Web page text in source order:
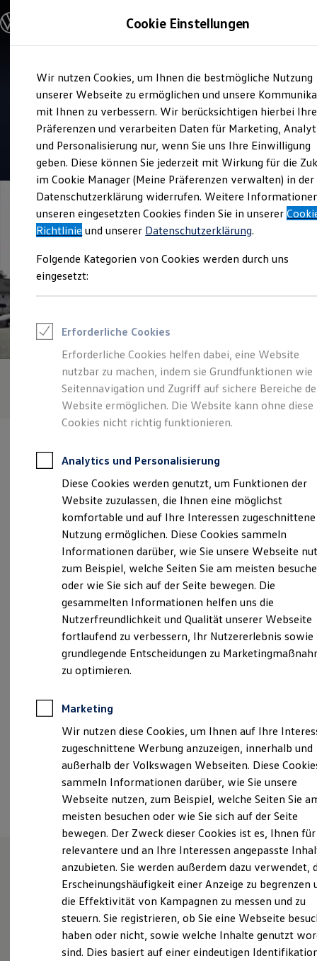
Hauptinhalt
springen
Footer
springen
Modelle & Konfigurator
Nutzfahrzeugkategorien entdecken
Modelle konfigurieren
Vorgängermodelle und Oldtimer
Vorgängermodelle
Oldtimer
Bulli Historie
Branchenlösungen & Gewerbekunden
Umbaulösungen und Hersteller finden
Auf- und Umbauten entdecken & konfigurieren
Groß- und Sonderkunden
Großkunden
Kommunen & Behörden
Journalisten
Sportvereine
Branchenlösungen
Gewerbliche Personenbeförderung
Service & mobile Werkstätten
Menschen mit Behinderung
Rettungsdienste
ONE Business ID Vorteile
Fahrzeugsuche & Marktplatz
Fahrzeugsuche
Fahrzeuge online kaufen
Digitaler Marktplatz
Kauf & Finanzierung
Online-Fahrzeugbewertung
Für Privatkunden
Für Gewerbekunden
Profi Paket
TopDeal
Gebrauchtwagen
ProfiPartner für Gebrauchtwagen
Zertifizierte Gebrauchtwagen
Finanzierung
Für Privatkunden
Für Gewerbekunden
Leasing
Für Privatkunden
Für Gewerbekunden
Versicherungen & Garantien
Garantien
Kfz-Versicherung für Nutzfahrzeuge
Restschuldversicherung
Wartungsverträge
Reparatur & Service
Sommer-Special
Reparatur, Pflege & Inspektion
Servicetermin anfragen
Service-Vorteile bei Volkswagen Nutzfahrzeuge
ServicePlus
Economy Service
Räder & Reifen Service
Ersatzfahrzeuge
Notdienst und Pannenhilfe
Software, Konnektivität & Apps
California App
VW Connect für Ihren Transporter/Caravelle
VW Connect für Ihren Amarok
VW Connect für andere Modelle
Fleet Interface Data
Multistop Pathfinder
Übersicht Software Updates
Service
Autohaus Rolf Pfister Inh.
Ulrich Pfister
4.8|58 Bewertungen
Verantwortlich für die Inhalte auf dieser Seite ist die Autohaus Rolf
Pfister Inh. Ulrich Pfister (Impressum & Rechtliches)
Fischerstraße 6, 79395 Neuenburg am Rhein
info@volkswagen-pfister.de
+49 7631 7733
Montag-Freitag 07:30 -17:30 Uhr
Ansprechpartner
Termin vereinbaren
Unsere Leistungenim
Überblick
Service
Cookie Einstellungen
Wir nutzen Cookies, um Ihnen die bestmögliche Nutzung
unserer Webseite zu ermöglichen und unsere
mit Ihnen zu verbessern. Wir berücksichtigen hierbei Ihre
Präferenzen und verarbeiten Daten für Marketing,
und Personalisierung nur, wenn Sie uns Ihre Einwilligung
geben. Diese können Sie jederzeit mit Wirkung für die
im Cookie Manager (Meine Präferenzen verwalten) in der
Datenschutzerklärung widerrufen. Weitere
unseren eingesetzten Cookies finden Sie in unserer
Richtlinie und unserer Datenschutzerklärung.
Folgende Kategorien von Cookies werden durch uns
eingesetzt:
Erforderliche Cookies
Erforderliche Cookies helfen dabei, eine Website
nutzbar zu machen, indem sie Grundfunktionen wie
Seitennavigation und Zugriff auf sichere Bereiche
Website ermöglichen. Die Website kann ohne diese
Cookies nicht richtig funktionieren.
Analytics und Personalisierung
Diese Cookies werden genutzt, um Funktionen der
Website zuzulassen, die Ihnen eine möglichst
komfortable und auf Ihre Interessen zugeschnittene
Nutzung ermöglichen. Diese Cookies sammeln
Informationen darüber, wie Sie unsere Webseite
zum Beispiel, welche Seiten Sie am meisten
oder wie Sie sich auf der Seite bewegen. Die
gesammelten Informationen helfen uns die
Nutzerfreundlichkeit und Qualität unserer Webseite
fortlaufend zu verbessern, Ihr Nutzererlebnis sowie
grundlegende Entscheidungen zu
zu optimieren.
Marketing
Wir nutzen diese Cookies, um Ihnen auf Ihre
zugeschnittene Werbung anzuzeigen, innerhalb und
außerhalb der Volkswagen Webseiten. Diese
sammeln Informationen darüber, wie Sie unsere
Webseite nutzen, zum Beispiel, welche Seiten Sie
meisten besuchen oder wie Sie sich auf der Seite
bewegen. Der Zweck dieser Cookies ist es, Ihnen für
relevantere und an Ihre Interessen angepasste
anzubieten. Sie werden außerdem dazu verwendet,
Erscheinungshäufigkeit einer Anzeige zu begrenzen
die Effektivität von Kampagnen zu messen und zu
steuern. Sie registrieren, ob Sie eine Webseite
haben oder nicht, sowie welche Inhalte genutzt
sind. Dies basiert auf einer eindeutigen